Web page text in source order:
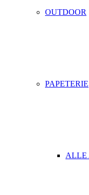
OUTDOOR
PAPETERIE
ALLE